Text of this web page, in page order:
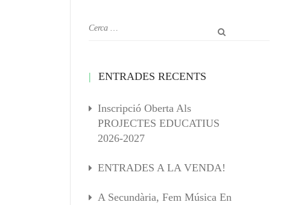
ENTRADES RECENTS
Inscripció Oberta Als
PROJECTES EDUCATIUS
2026-2027
ENTRADES A LA VENDA!
A Secundària, Fem Música En